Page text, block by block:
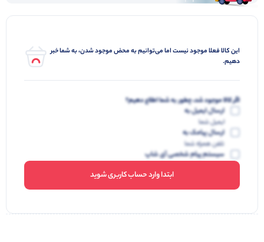
این کالا فعلا موجود نیست اما می‌توانیم به محض موجود شدن، به شما خبر
دهیم.
اگر کالا موجود شد، چطور به شما اطلاع دهیم؟
ارسال ایمیل به
ایمیل شما
ارسال پیامک به
تلفن همراه شما
سیستم پیام شخصی آی شاپ
ابتدا وارد حساب کاربری شوید